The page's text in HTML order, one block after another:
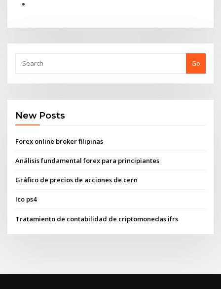
Go
New Posts
Forex online broker filipinas
Análisis fundamental forex para principiantes
Gráfico de precios de acciones de cern
Ico ps4
Tratamiento de contabilidad de criptomonedas ifrs